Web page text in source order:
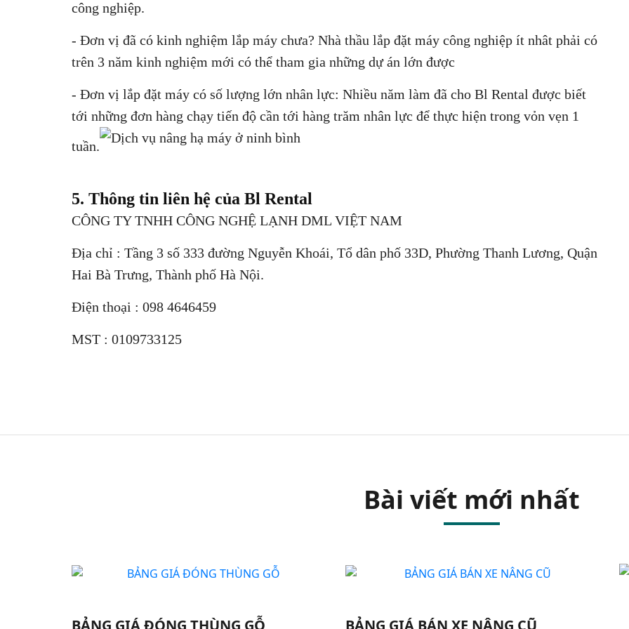
công nghiệp.
- Đơn vị đã có kinh nghiệm lắp máy chưa? Nhà thầu lắp đặt máy công nghiệp ít nhât phải có
trên 3 năm kinh nghiệm mới có thể tham gia những dự án lớn được
- Đơn vị lắp đặt máy có số lượng lớn nhân lực: Nhiều năm làm đã cho Bl Rental được biết
tới những đơn hàng chạy tiến độ cần tới hàng trăm nhân lực để thực hiện trong vỏn vẹn 1
tuần.
5. Thông tin liên hệ của Bl Rental
CÔNG TY TNHH CÔNG NGHỆ LẠNH DML VIỆT NAM
Địa chỉ : Tầng 3 số 333 đường Nguyễn Khoái, Tổ dân phố 33D, Phường Thanh Lương, Quận
Hai Bà Trưng, Thành phố Hà Nội.
Điện thoại : 098 4646459
MST : 0109733125
Bài viết mới nhất
BẢNG GIÁ ĐÓNG THÙNG GỖ BẢNG GIÁ BÁN XE NÂNG CŨ